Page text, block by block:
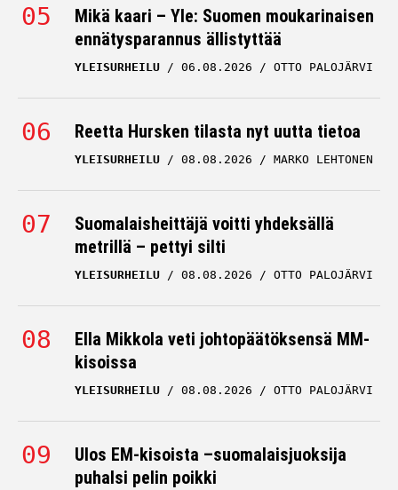
Mikä kaari – Yle: Suomen moukarinaisen
ennätysparannus ällistyttää
YLEISURHEILU 06.08.2026 OTTO PALOJÄRVI
Reetta Hursken tilasta nyt uutta tietoa
YLEISURHEILU 08.08.2026 MARKO LEHTONEN
Suomalaisheittäjä voitti yhdeksällä
metrillä – pettyi silti
YLEISURHEILU 08.08.2026 OTTO PALOJÄRVI
Ella Mikkola veti johtopäätöksensä MM-
kisoissa
YLEISURHEILU 08.08.2026 OTTO PALOJÄRVI
Ulos EM-kisoista –suomalaisjuoksija
puhalsi pelin poikki